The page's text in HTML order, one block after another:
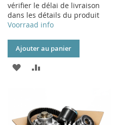
vérifier le délai de livraison
dans les détails du produit
Voorraad info
Ajouter au panier
AJOUTER
LISTE